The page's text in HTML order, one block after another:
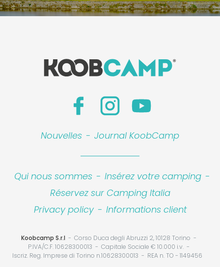
Nouvelles - Journal KoobCamp
Qui nous sommes - Insérez votre camping -
Réservez sur Camping Italia
Privacy policy - Informations client
Koobcamp S.r.l
Corso Duca degli Abruzzi 2, 10128 Torino
P.IVA/C.F. 10628300013
Capitale Sociale € 10.000 i.v.
Iscriz. Reg. Imprese di Torino n.10628300013
REA n. TO - 1149456